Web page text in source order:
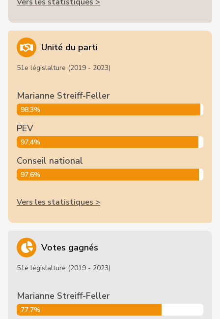
Unité du parti
51e législalture (2019 - 2023)
Marianne Streiff-Feller
98,3%
PEV
97,4%
Conseil national
97,6%
Vers les statistiques >
Votes gagnés
51e législalture (2019 - 2023)
Marianne Streiff-Feller
77,7%